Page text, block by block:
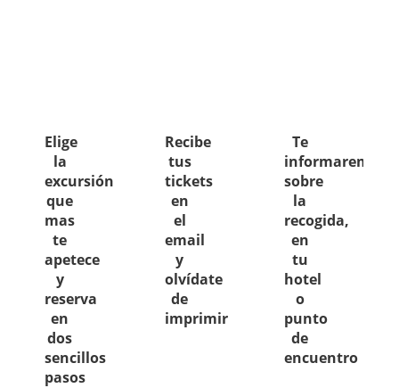
Elige
la
excursión
que
mas
te
apetece
y
reserva
en
dos
sencillos
pasos
Recibe
tus
tickets
en
el
email
y
olvídate
de
imprimir
Te
informaremos
sobre
la
recogida,
en
tu
hotel
o
punto
de
encuentro